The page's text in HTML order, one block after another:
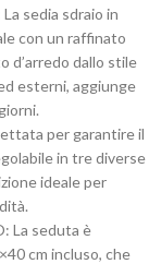
sedia sdraio in
con un raffinato
d’arredo dallo stile
esterni, aggiunge
per garantire il
in tre diverse
ideale per
La seduta è
cm incluso, che